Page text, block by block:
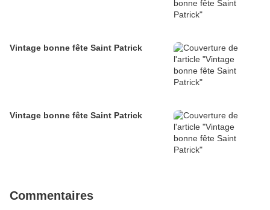
Vintage bonne fête Saint Patrick
Vintage bonne fête Saint Patrick
Commentaires